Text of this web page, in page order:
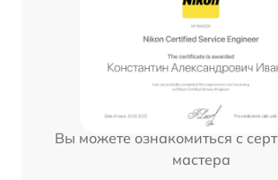
Вы можете ознакомиться с
мастера